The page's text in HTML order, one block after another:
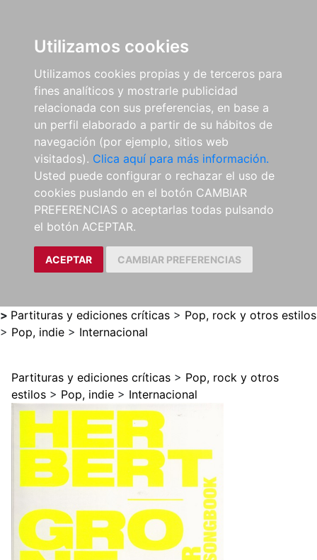
Utilizamos cookies
Utilizamos cookies propias y de terceros para
fines analíticos y mostrarle publicidad
relacionada con sus preferencias, en base a
un perfil elaborado a partir de su hábitos de
navegación (por ejemplo, sitios web
visitados). Clica aquí para más información.
Usted puede configurar o rechazar el uso de
cookies puslando en el botón CAMBIAR
PREFERENCIAS o aceptarlas todas pulsando
el botón ACEPTAR.
ACEPTAR CAMBIAR PREFERENCIAS
> Partituras y ediciones críticas > Pop, rock y otros estilos
> Pop, indie > Internacional
Partituras y ediciones críticas > Pop, rock y otros
estilos > Pop, indie > Internacional